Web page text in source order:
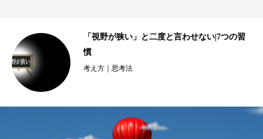
「視野が狭い」と二度と言わせない|7つの習
慣
考え方｜思考法